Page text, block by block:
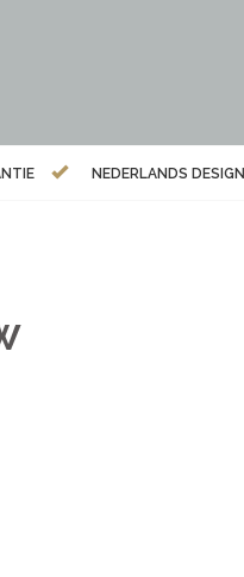
NEDERLANDS DESIGN